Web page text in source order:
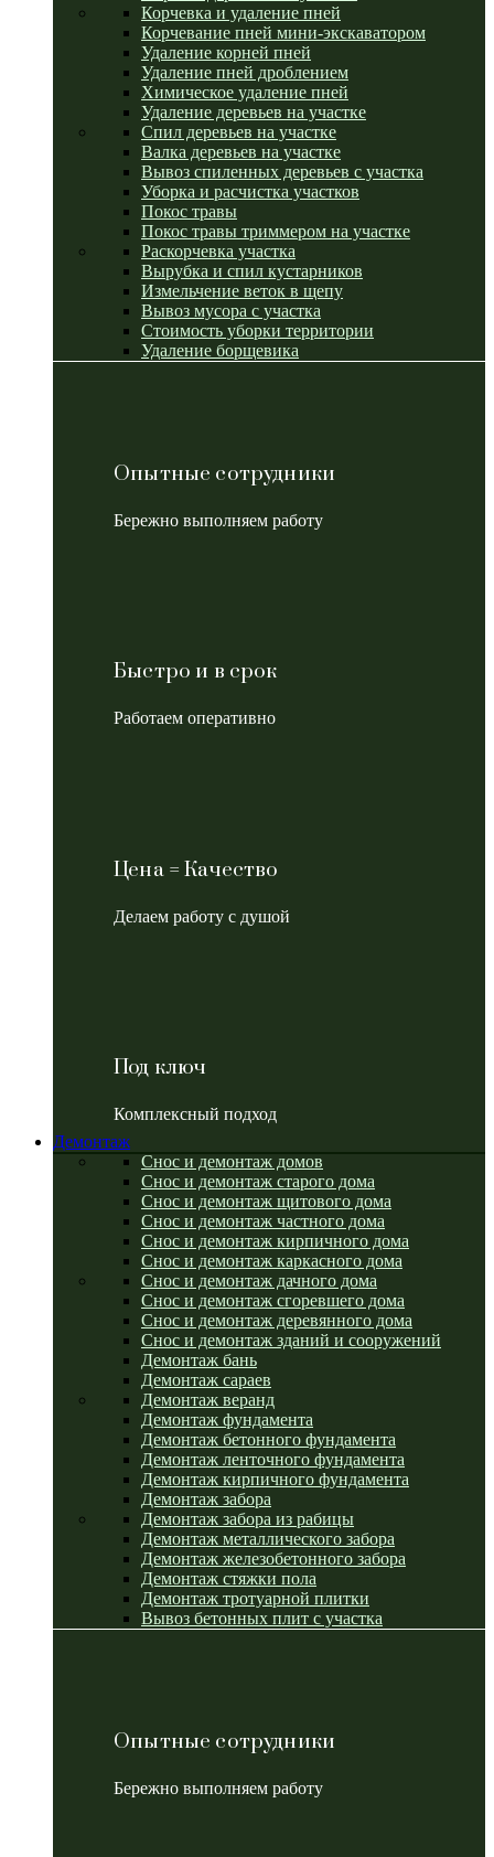
Корчевка и удаление пней
Корчевание пней мини-экскаватором
Удаление корней пней
Удаление пней дроблением
Химическое удаление пней
Удаление деревьев на участке
Спил деревьев на участке
Валка деревьев на участке
Вывоз спиленных деревьев с участка
Уборка и расчистка участков
Покос травы
Покос травы триммером на участке
Раскорчевка участка
Вырубка и спил кустарников
Измельчение веток в щепу
Вывоз мусора с участка
Стоимость уборки территории
Удаление борщевика
Опытные сотрудники
Бережно выполняем работу
Быстро и в срок
Работаем оперативно
Цена = Качество
Делаем работу с душой
Под ключ
Комплексный подход
Демонтаж
Снос и демонтаж домов
Снос и демонтаж старого дома
Снос и демонтаж щитового дома
Снос и демонтаж частного дома
Снос и демонтаж кирпичного дома
Снос и демонтаж каркасного дома
Снос и демонтаж дачного дома
Снос и демонтаж сгоревшего дома
Снос и демонтаж деревянного дома
Снос и демонтаж зданий и сооружений
Демонтаж бань
Демонтаж сараев
Демонтаж веранд
Демонтаж фундамента
Демонтаж бетонного фундамента
Демонтаж ленточного фундамента
Демонтаж кирпичного фундамента
Демонтаж забора
Демонтаж забора из рабицы
Демонтаж металлического забора
Демонтаж железобетонного забора
Демонтаж стяжки пола
Демонтаж тротуарной плитки
Вывоз бетонных плит с участка
Опытные сотрудники
Бережно выполняем работу